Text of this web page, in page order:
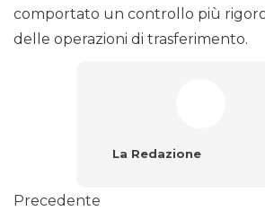
comportato un controllo più
delle operazioni di trasferimento.
La Redazione
Precedente